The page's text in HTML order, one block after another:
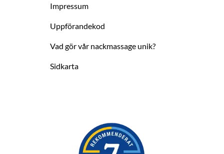
Impressum
Uppförandekod
Vad gör vår nackmassage unik?
Sidkarta